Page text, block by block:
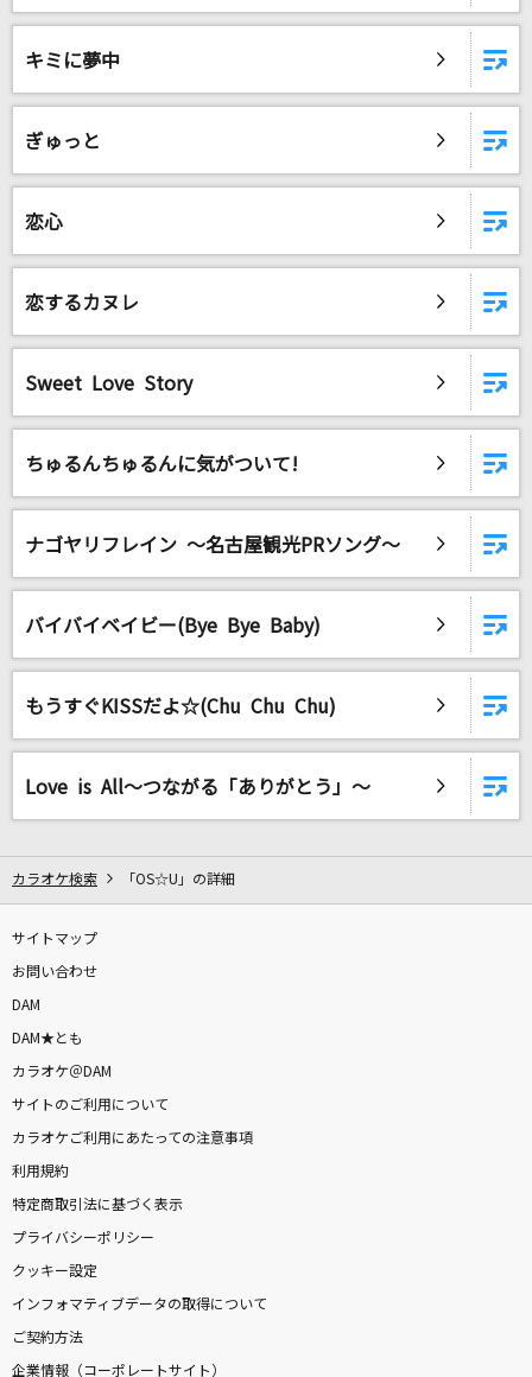
天使も夢みる
桜田淳子
君の街まで
尾崎豊
風と町
MILABO
ずっと真夜中でいいのに。
おやすみ泣き声、さよなら歌姫
クリープハイプ
DKオリジナルメドレー
DAMの新曲・ランキングなど
カラオケ最新情報をチェック！
キミに夢中
ぎゅっと
恋心
恋するカヌレ
Sweet Love Story
ちゅるんちゅるんに気がついて!
ナゴヤリフレイン ～名古屋観光PRソング～
バイバイベイビー(Bye Bye Baby)
もうすぐKISSだよ☆(Chu Chu Chu)
Love is All～つながる「ありがとう」～
カラオケ検索 「OS☆U」の詳細
サイトマップ
お問い合わせ
DAM
DAM★とも
カラオケ＠DAM
サイトのご利用について
カラオケご利用にあたっての注意事項
利用規約
特定商取引法に基づく表示
プライバシーポリシー
クッキー設定
インフォマティブデータの取得について
ご契約方法
企業情報（コーポレートサイト）